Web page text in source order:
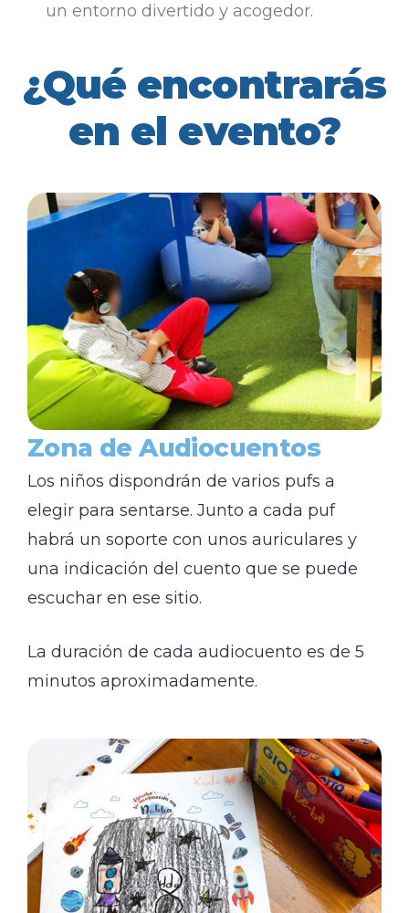
un entorno divertido y acogedor.
¿Qué encontrarás
en el evento?
Zona de Audiocuentos
Los niños dispondrán de varios pufs a
elegir para sentarse. Junto a cada puf
habrá un soporte con unos auriculares y
una indicación del cuento que se puede
escuchar en ese sitio.
La duración de cada audiocuento es de 5
minutos aproximadamente.